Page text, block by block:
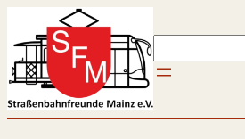
Inhalt
springen